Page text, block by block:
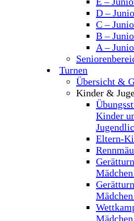
D –
C –
B –
A –
Turnen
Übersicht &
Kinder &
Kinder
Eltern-
Mädchen
Mädchen